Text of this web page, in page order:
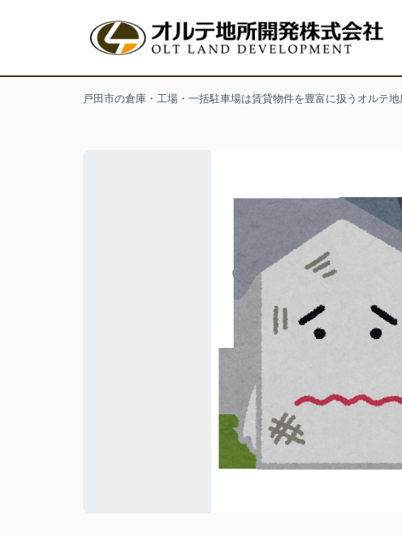
戸田市の倉庫・工場・一括駐車場は賃貸物件を豊富に扱うオルテ